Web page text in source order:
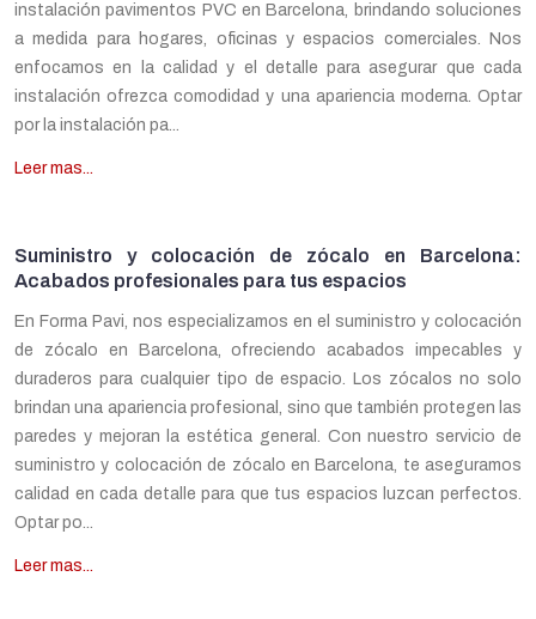
instalación pavimentos PVC en Barcelona, brindando soluciones
a medida para hogares, oficinas y espacios comerciales. Nos
enfocamos en la calidad y el detalle para asegurar que cada
instalación ofrezca comodidad y una apariencia moderna. Optar
por la instalación pa...
Leer mas...
Suministro y colocación de zócalo en Barcelona:
Acabados profesionales para tus espacios
En Forma Pavi, nos especializamos en el suministro y colocación
de zócalo en Barcelona, ofreciendo acabados impecables y
duraderos para cualquier tipo de espacio. Los zócalos no solo
brindan una apariencia profesional, sino que también protegen las
paredes y mejoran la estética general. Con nuestro servicio de
suministro y colocación de zócalo en Barcelona, te aseguramos
calidad en cada detalle para que tus espacios luzcan perfectos.
Optar po...
Leer mas...